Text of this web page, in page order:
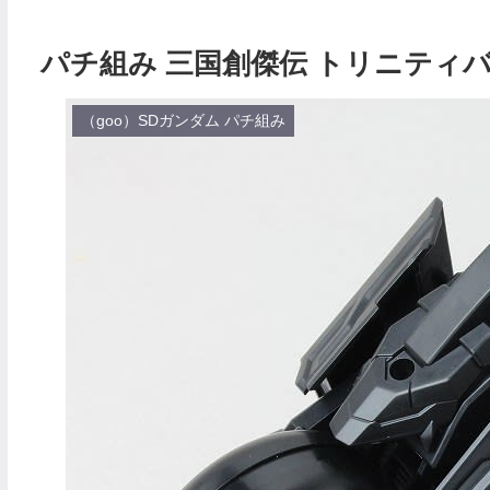
パチ組み 三国創傑伝 トリニティ
（goo）SDガンダム パチ組み